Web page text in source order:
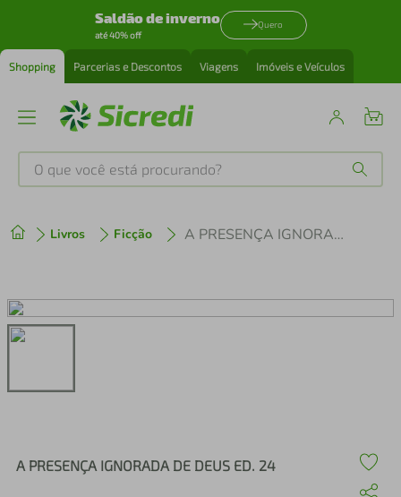
Saldão de inverno
até 40% off
Quero
Shopping Parcerias e Descontos Viagens Imóveis e Veículos
O que você está procurando?
Livros Ficção A PRESENÇA IGNORADA DE DEUS ED. 24
A PRESENÇA IGNORADA DE DEUS ED. 24
2º cafeteira